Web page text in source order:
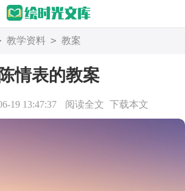
教学资料 > 教案
陈情表的教案
19 13:47:37 阅读全文 下载本文